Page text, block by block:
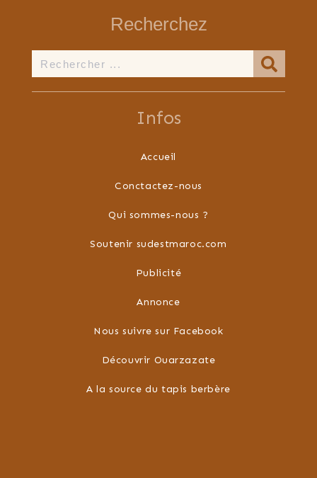
Recherchez
Infos
Accueil
Conctactez-nous
Qui sommes-nous ?
Soutenir sudestmaroc.com
Publicité
Annonce
Nous suivre sur Facebook
Découvrir Ouarzazate
A la source du tapis berbère